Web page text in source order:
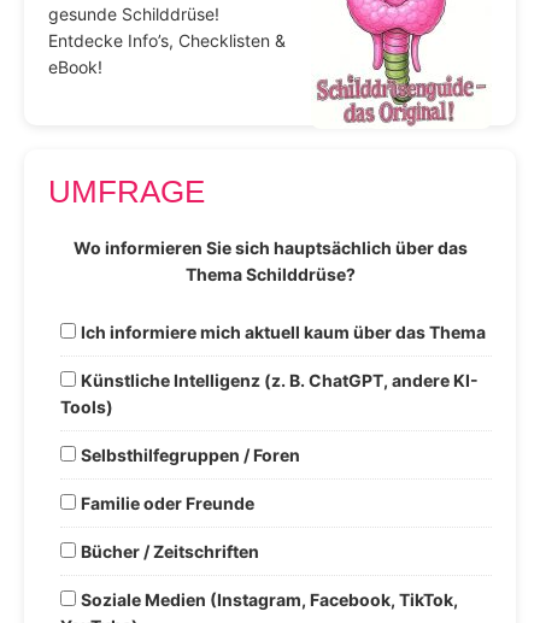
gesunde Schilddrüse!
Entdecke Info’s, Checklisten &
eBook!
UMFRAGE
Wo informieren Sie sich hauptsächlich über das
Thema Schilddrüse?
Ich informiere mich aktuell kaum über das Thema
Künstliche Intelligenz (z. B. ChatGPT, andere KI-
Tools)
Selbsthilfegruppen / Foren
Familie oder Freunde
Bücher / Zeitschriften
Soziale Medien (Instagram, Facebook, TikTok,